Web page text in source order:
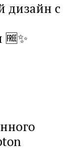
дизайн с